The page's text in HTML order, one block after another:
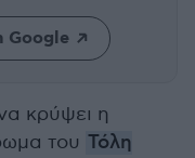
Google
κρύψει η
του Τόλη